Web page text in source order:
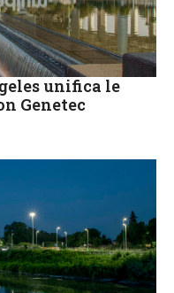
unifica le
Genetec